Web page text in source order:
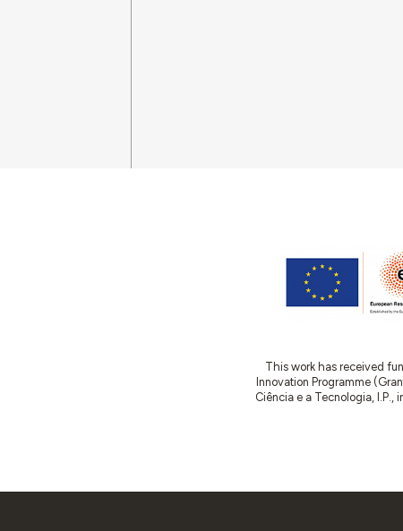
This work has received
Innovation Programme
Ciência e a Tecnologia,